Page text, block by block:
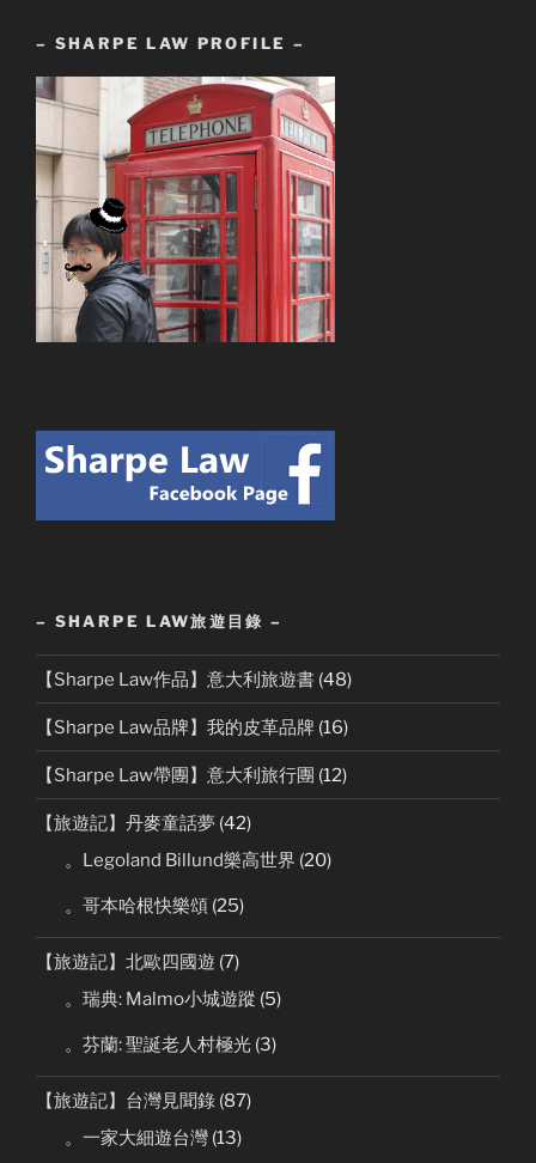
– SHARPE LAW PROFILE –
– SHARPE LAW旅遊目錄 –
【Sharpe Law作品】意大利旅遊書 (48)
【Sharpe Law品牌】我的皮革品牌 (16)
【Sharpe Law帶團】意大利旅行團 (12)
【旅遊記】丹麥童話夢 (42)
。Legoland Billund樂高世界 (20)
。哥本哈根快樂頌 (25)
【旅遊記】北歐四國遊 (7)
。瑞典: Malmo小城遊蹤 (5)
。芬蘭: 聖誕老人村極光 (3)
【旅遊記】台灣見聞錄 (87)
。一家大細遊台灣 (13)